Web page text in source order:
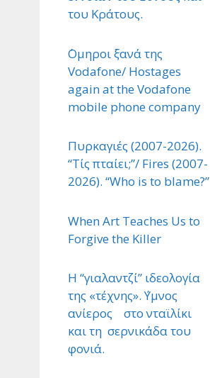
του Κράτους.
΄Ομηροι ξανά της
Vodafone/ Hostages
again at the Vodafone
mobile phone company
Πυρκαγιές (2007-2026).
“Τίς πταίει;”/ Fires (2007-
2026). “Who is to blame?”
When Art Teaches Us to
Forgive the Killer
Η “γιαλαντζί” ιδεολογία
της «τέχνης». ΄Υμνος
ανίερος στο νταϊλίκι
και τη σερνικάδα του
φονιά.